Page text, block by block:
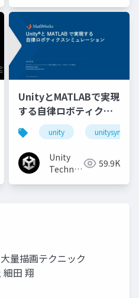
unity3d shader unity
UnityとMATLABで実現
する自律ロボティクス
シミュレーション
unity unitysync
Unity
Technologies59.9K
量描画テクニック
細田 翔